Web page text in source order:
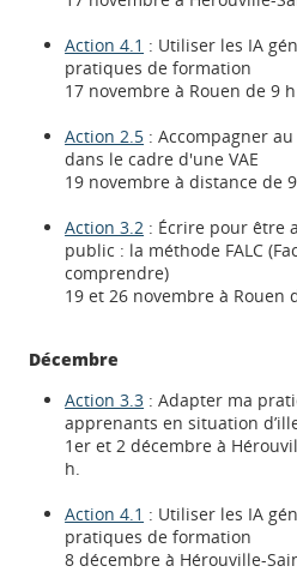
Action 4.1 : Utiliser les IA
pratiques de formation
17 novembre à Rouen de 9
Action 2.5 : Accompagner
dans le cadre d'une VAE
19 novembre à distance de
Action 3.2 : Écrire pour être
public : la méthode FALC
comprendre)
19 et 26 novembre à Rouen
Décembre
Action 3.3 : Adapter ma
apprenants en situation
1er et 2 décembre à
h.
Action 4.1 : Utiliser les IA
pratiques de formation
8 décembre à Hérouville-